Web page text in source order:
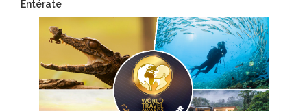
Entérate